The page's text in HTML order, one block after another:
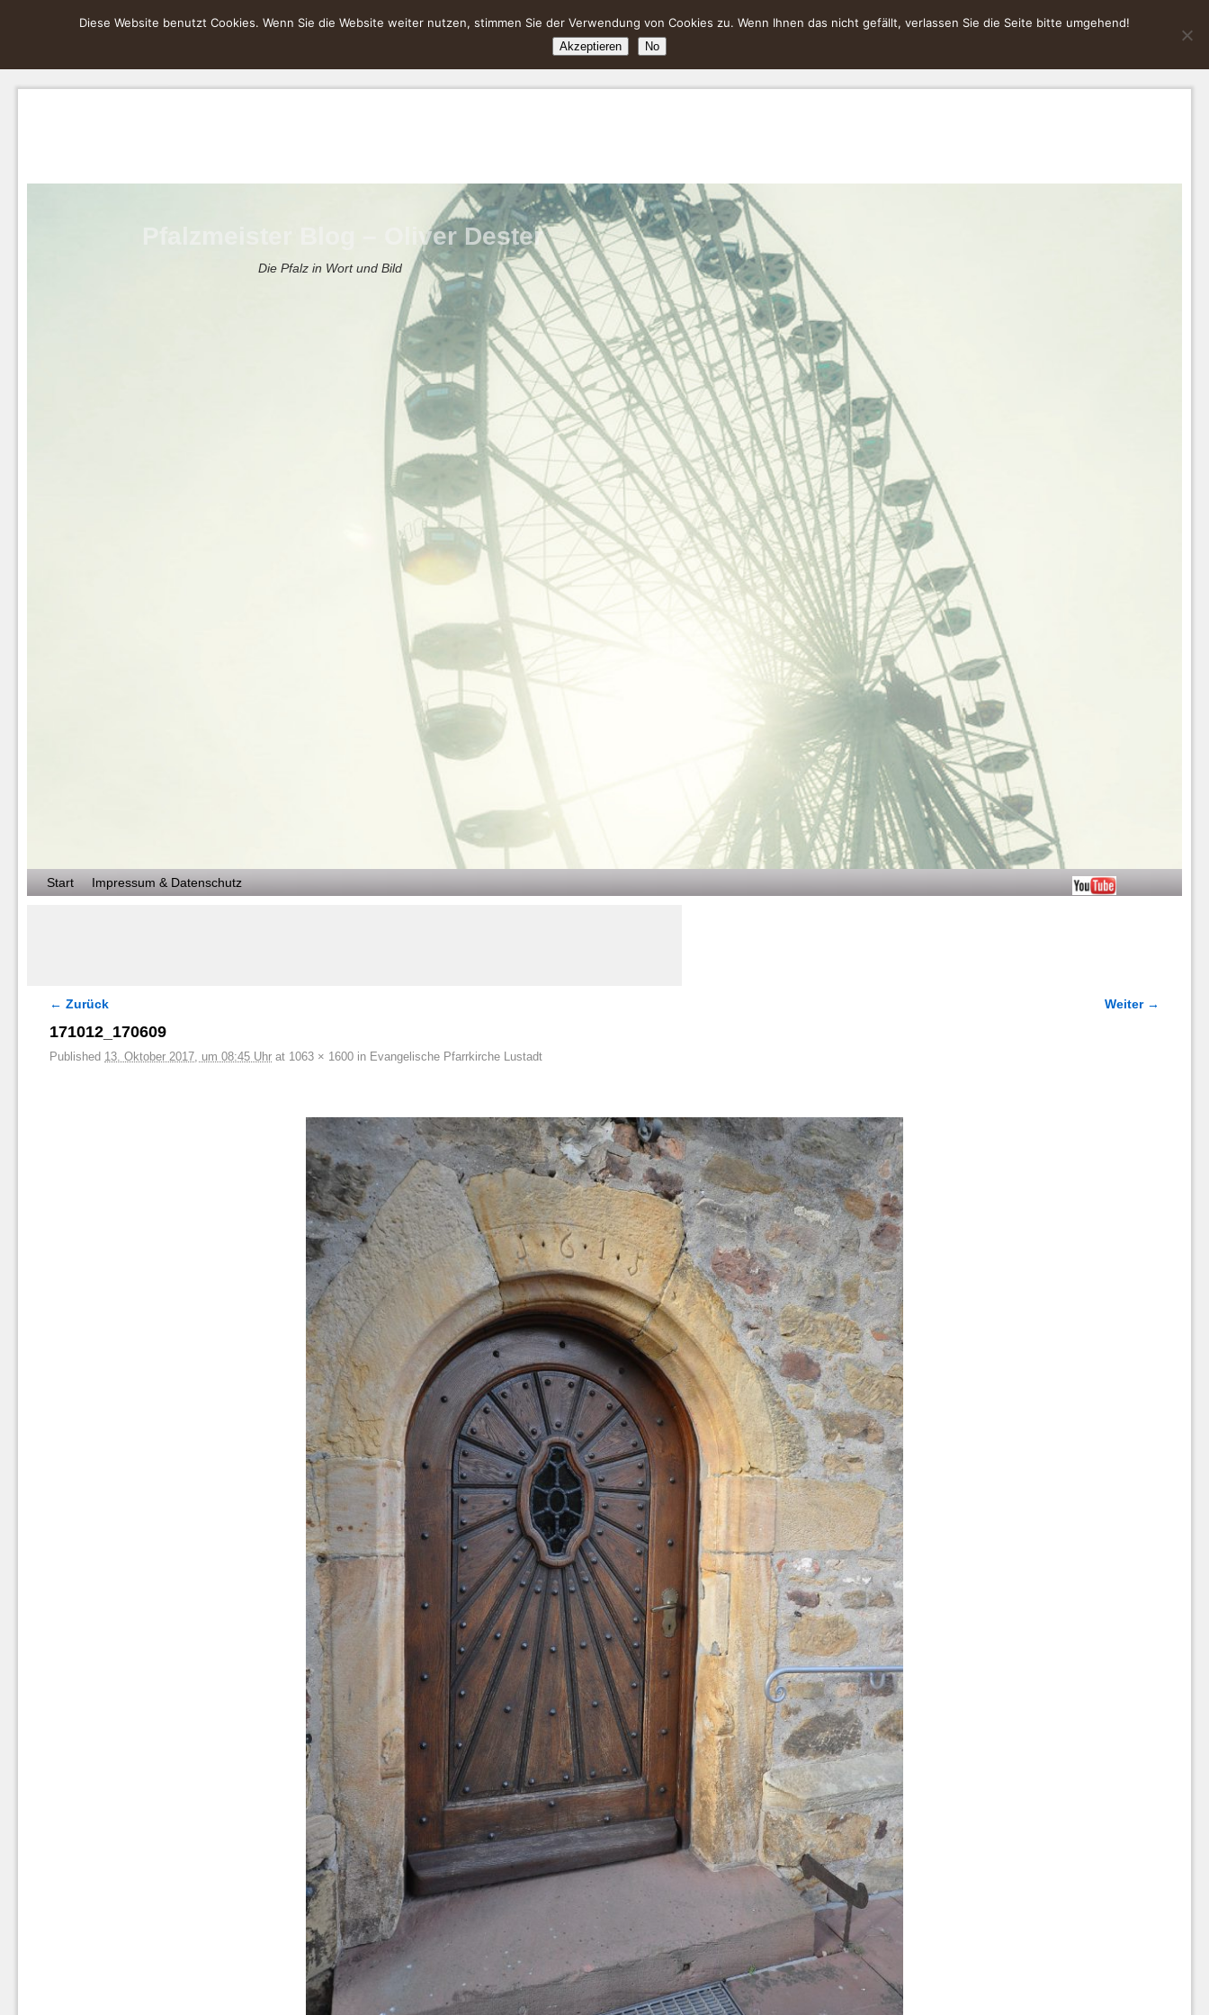
Pfalzmeister Blog – Oliver Dester
Die Pfalz in Wort und Bild
Zum Inhalt wechseln
Zum sekundären Inhalt wechseln
Start Impressum & Datenschutz
Bilder-Navigation
← Zurück Weiter →
171012_170609
Published 13. Oktober 2017, um 08:45 Uhr at 1063 × 1600 in Evangelische Pfarrkirche Lustadt
Diese Website benutzt Cookies. Wenn Sie die Website weiter nutzen, stimmen Sie der Verwendung von Cookies zu. Wenn Ihnen das nicht gefällt, verlassen Sie die Seite bitte umgehend!
Akzeptieren No